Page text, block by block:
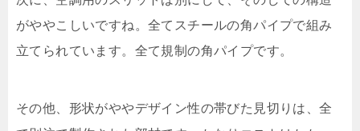
がややこしいですね。全てスチールの角パイプで組み
立てられています。全て規制の角パイプです。
その他、形状がややデザイン性の帯びた見切りは、全